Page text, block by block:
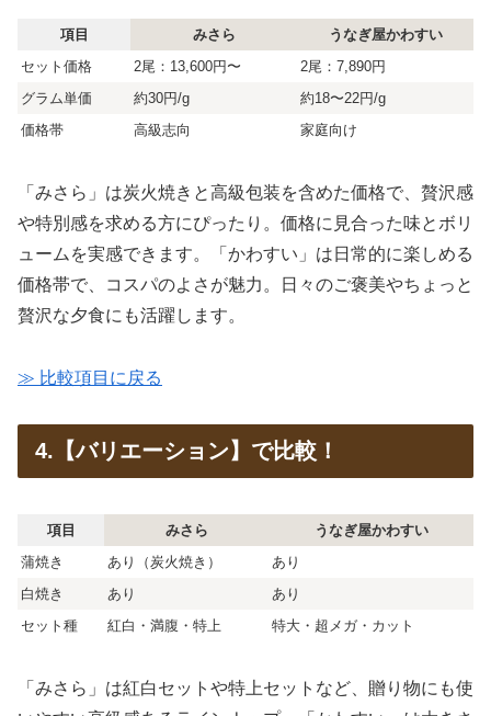
項目 みさら
うなぎ屋かわすい
セット価格
2尾：13,600円〜
2尾：7,890円
グラム単価
約30円/g
約18〜22円/g
価格帯
高級志向 家庭向け
「みさら」は炭火焼きと高級包装を含めた価格で、贅沢感
や特別感を求める方にぴったり。価格に見合った味とボリ
ュームを実感できます。「かわすい」は日常的に楽しめる
価格帯で、コスパのよさが魅力。日々のご褒美やちょっと
贅沢な夕食にも活躍します。
≫ 比較項目に戻る
4.【バリエーション】で比較！
項目 みさら
うなぎ屋かわすい
蒲焼き
あり（炭火焼き）
あり
白焼き
あり
あり
セット種
紅白・満腹・特上 特大・超メガ・カット
「みさら」は紅白セットや特上セットなど、贈り物にも使